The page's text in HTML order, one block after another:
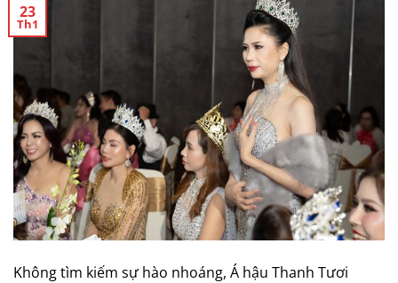
23
Th1
Không tìm kiếm sự hào nhoáng, Á hậu Thanh Tươi